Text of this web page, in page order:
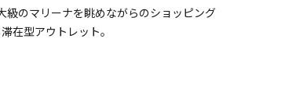
級のマリーナを眺めながらのショッピング
在型アウトレット。